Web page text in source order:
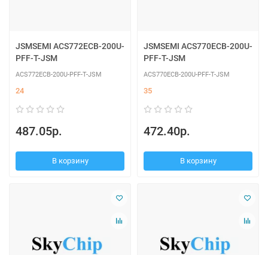
JSMSEMI ACS772ECB-200U-
PFF-T-JSM
ACS772ECB-200U-PFF-T-JSM
24
487.05р.
В корзину
JSMSEMI ACS770ECB-200U-
PFF-T-JSM
ACS770ECB-200U-PFF-T-JSM
35
472.40р.
В корзину